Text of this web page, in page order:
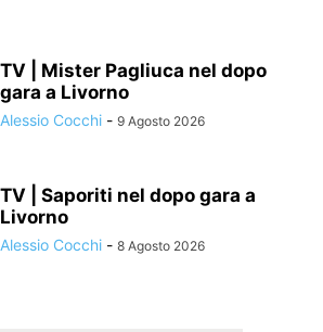
TV | Mister Pagliuca nel dopo
gara a Livorno
Alessio Cocchi - 9 Agosto 2026
TV | Saporiti nel dopo gara a
Livorno
Alessio Cocchi - 8 Agosto 2026